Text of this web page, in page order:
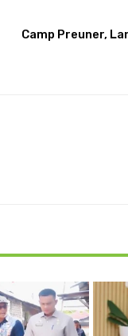
Camp Preuner,